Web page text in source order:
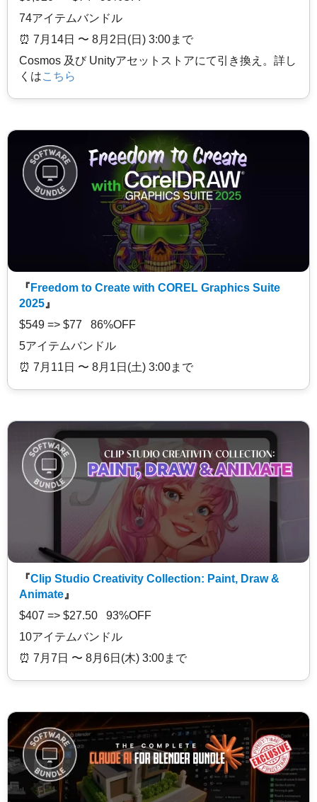
74アイテムバンドル
⏰️ 7月14日 〜 8月2日(日) 3:00まで
Cosmos 及び Unityアセットストアにて引き換え。詳し
くはこちら
『 Freedom to Create with COREL Graphics Suite
2025 』
$549 => $77 86%OFF
5アイテムバンドル
⏰️ 7月11日 〜 8月1日(土) 3:00まで
『Clip Studio Creativity Collection: Paint, Draw &
Animate 』
$407 => $27.50 93%OFF
10アイテムバンドル
⏰️ 7月7日 〜 8月6日(木) 3:00まで